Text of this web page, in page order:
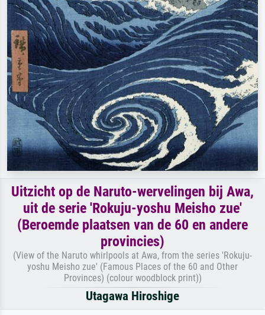
Uitzicht op de Naruto-wervelingen bij Awa,
uit de serie 'Rokuju-yoshu Meisho zue'
(Beroemde plaatsen van de 60 en andere
provincies)
(View of the Naruto whirlpools at Awa, from the series 'Rokuju-
yoshu Meisho zue' (Famous Places of the 60 and Other
Provinces) (colour woodblock print))
Utagawa Hiroshige